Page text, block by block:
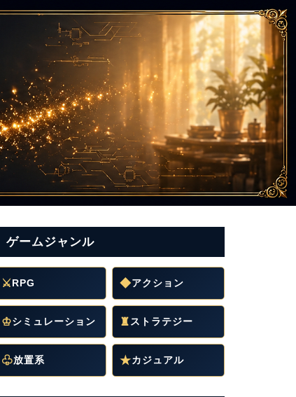
ゲームジャンル
⚔RPG ◆アクション
♔シミュレーション ♜ ストラテジー
♧放置系 ★カジュアル